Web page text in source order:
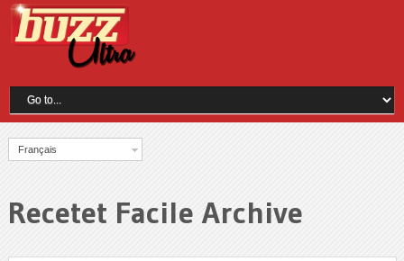
Français
Recetet Facile Archive